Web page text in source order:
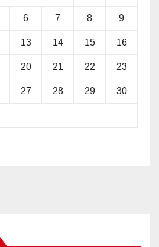
6 7 8 9
13 14 15 16
20 21 22 23
27 28 29 30